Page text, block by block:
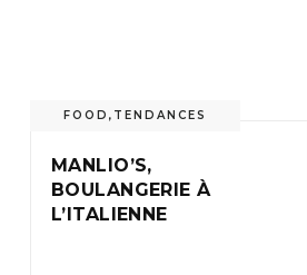
FOOD , TENDANCES
MANLIO’S,
BOULANGERIE À
L’ITALIENNE